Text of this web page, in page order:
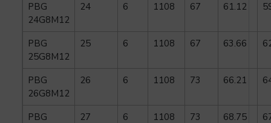
PBG
24G8M12
24 6 1108 67 61.12
PBG
25G8M12
25 6 1108 67 63.66
PBG
26G8M12
26 6 1108 73 66.21
PBG 27 6 1108 73 68.75